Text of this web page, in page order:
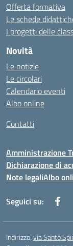
Offerta formativa
Le schede
I progetti delle
Novità
Le notizie
Le circolari
Calendario eventi
Albo online
Contatti
Amministrazione
Dichiarazione di
Note legaliAlbo
Seguici su:
Indirizzo:via Santo